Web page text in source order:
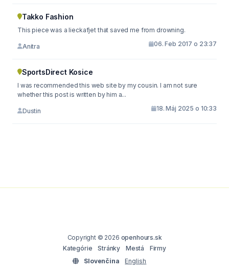
Takko Fashion
This piece was a lieckafjet that saved me from drowning.
Anitra 06. Feb 2017 o 23:37
SportsDirect Kosice
I was recommended this web site by my cousin. I am not sure
whether this post is written by him a...
Dustin 18. Máj 2025 o 10:33
Copyright © 2026 openhours.sk
Kategórie
Stránky Mestá
Firmy
Slovenčina
English